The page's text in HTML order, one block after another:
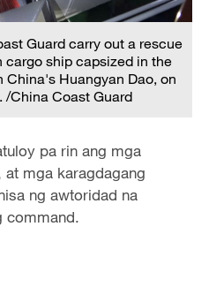
Guard carry out a rescue
cargo ship capsized in the
Huangyan Dao, on
/China Coast Guard
pa rin ang mga
mga karagdagang
ng awtoridad na
command.